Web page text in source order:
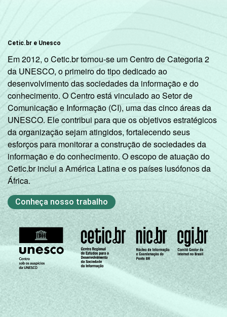
Cetic.br e Unesco
Em 2012, o Cetic.br tornou-se um Centro de Categoria 2
da UNESCO, o primeiro do tipo dedicado ao
desenvolvimento das sociedades da informação e do
conhecimento. O Centro está vinculado ao Setor de
Comunicação e Informação (CI), uma das cinco áreas da
UNESCO. Ele contribui para que os objetivos estratégicos
da organização sejam atingidos, fortalecendo seus
esforços para monitorar a construção de sociedades da
informação e do conhecimento. O escopo de atuação do
Cetic.br inclui a América Latina e os países lusófonos da
África.
Conheça nosso trabalho